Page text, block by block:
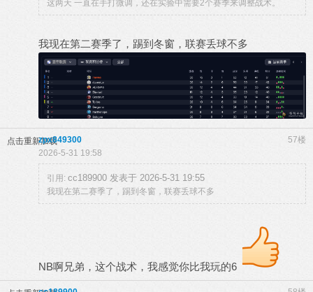
这两天 一直在手打微调，还在实验中需要2个赛季来调整战术。
我现在第二赛季了，踢到冬窗，联赛丢球不多
点击重新加载 57楼
zpx849300
2026-5-31 19:58
引用: cc189900 发表于 2026-5-31 19:55
我现在第二赛季了，踢到冬窗，联赛丢球不多
NB啊兄弟，这个战术，我感觉你比我玩的6